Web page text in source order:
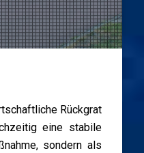
Rückgrat
eine stabile
sondern als